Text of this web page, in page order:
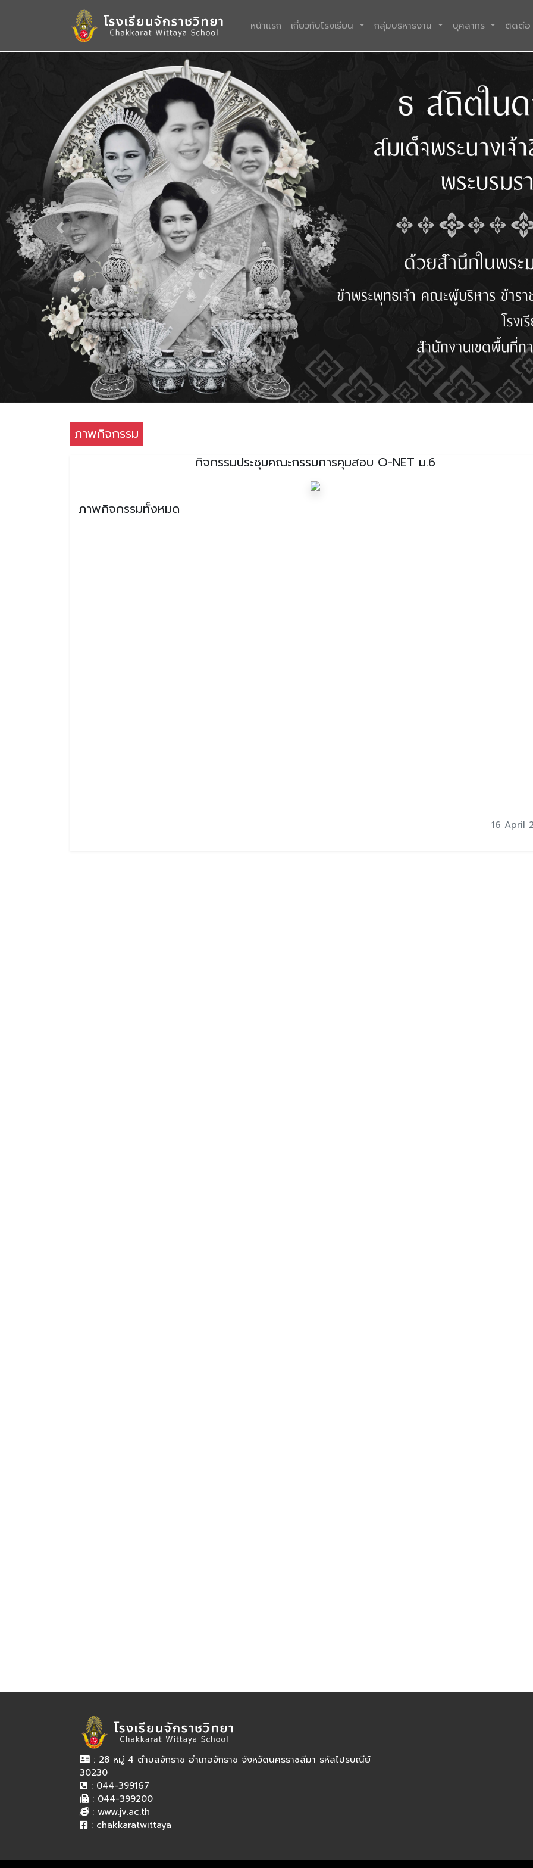
หน้าแรก (current)
เกี่ยวกับโรงเรียน กลุ่มบริหารงาน บุคลากร ติดต่อ
Previous
ภาพกิจกรรม
กิจกรรมประชุมคณะกรรมการคุมสอบ O-NET ม.6
ภาพกิจกรรมทั้งหมด
16 April
: 28 หมู่ 4 ตำบลจักราช อำเภอจักราช จังหวัดนครราชสีมา รหัสไปรษณีย์
30230
: 044-399167
: 044-399200
: www.jv.ac.th
: chakkaratwittaya